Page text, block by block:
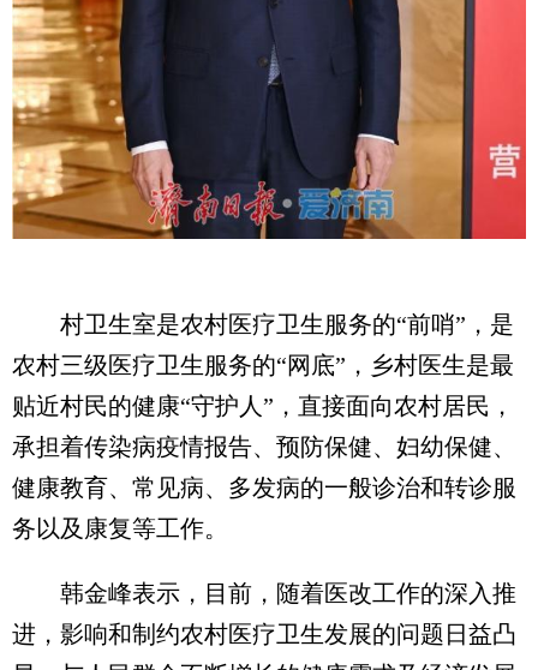
村卫生室是农村医疗卫生服务的“前哨”，是
农村三级医疗卫生服务的“网底”，乡村医生是最
贴近村民的健康“守护人”，直接面向农村居民，
承担着传染病疫情报告、预防保健、妇幼保健、
健康教育、常见病、多发病的一般诊治和转诊服
务以及康复等工作。
韩金峰表示，目前，随着医改工作的深入推
进，影响和制约农村医疗卫生发展的问题日益凸